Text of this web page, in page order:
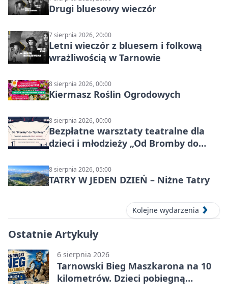
Drugi bluesowy wieczór
7 sierpnia 2026, 20:00
Letni wieczór z bluesem i folkową
wrażliwością w Tarnowie
8 sierpnia 2026, 00:00
Kiermasz Roślin Ogrodowych
8 sierpnia 2026, 00:00
Bezpłatne warsztaty teatralne dla
dzieci i młodzieży „Od Bromby do
8 sierpnia 2026, 05:00
TATRY W JEDEN DZIEŃ – Niżne Tatry
Kolejne wydarzenia
Ostatnie Artykuły
6 sierpnia 2026
Tarnowski Bieg Maszkarona na 10
kilometrów. Dzieci pobiegną